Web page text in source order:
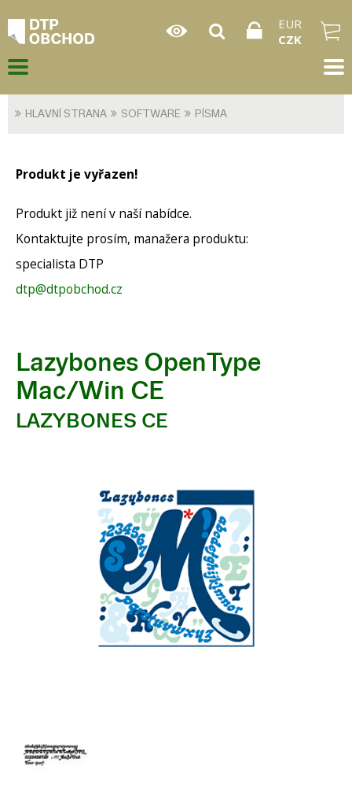
EUR
CZK
HLAVNÍ STRANA SOFTWARE PÍSMA
Produkt je vyřazen!
Produkt již není v naší nabídce.
Kontaktujte prosím, manažera produktu:
specialista DTP
dtp@dtpobchod.cz
Lazybones OpenType
Mac/Win CE
LAZYBONES CE